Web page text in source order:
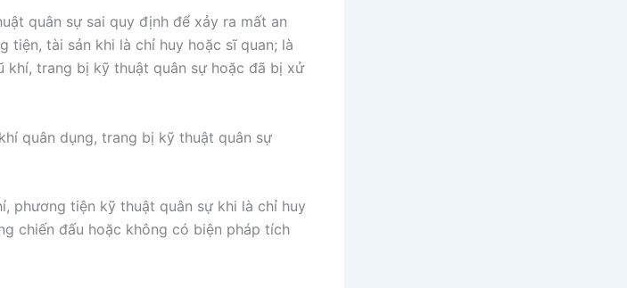
quân sự sai quy định để xảy ra mất an
tiện, tài sản khi là chỉ huy hoặc sĩ quan; là
khí, trang bị kỹ thuật quân sự hoặc đã bị xử
quân dụng, trang bị kỹ thuật quân sự
phương tiện kỹ thuật quân sự khi là chỉ huy
chiến đấu hoặc không có biện pháp tích